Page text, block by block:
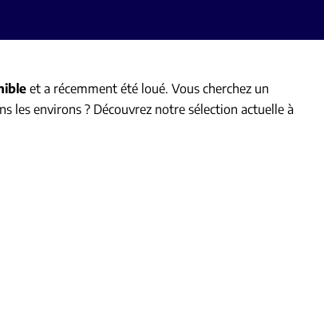
et a récemment été loué. Vous cherchez un
les environs ? Découvrez notre sélection actuelle à